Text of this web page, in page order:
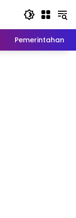
Pemerintahan